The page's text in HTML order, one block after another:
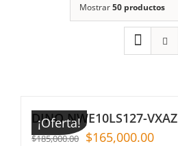
Mostrar50 productos
¡Oferta!
DINO NWE10LS127-VXAZ
$185,000.00 $165,000.00